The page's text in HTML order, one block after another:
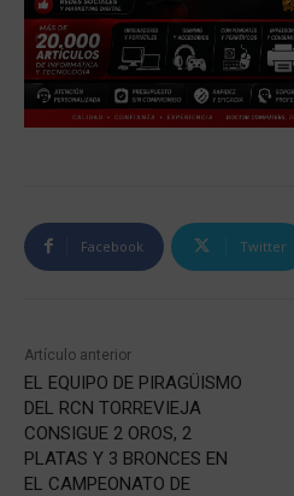
Facebook Twitter
Artículo anterior
EL EQUIPO DE PIRAGÜISMO
DEL RCN TORREVIEJA
CONSIGUE 2 OROS, 2
PLATAS Y 3 BRONCES EN
EL CAMPEONATO DE